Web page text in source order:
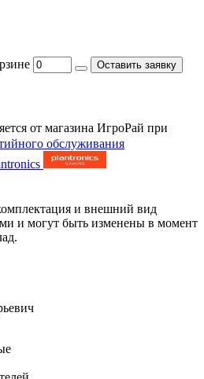
Оставить заявку
от магазина ИгроРай при
обслуживания
и внешний вид
и могут быть изменены в момент